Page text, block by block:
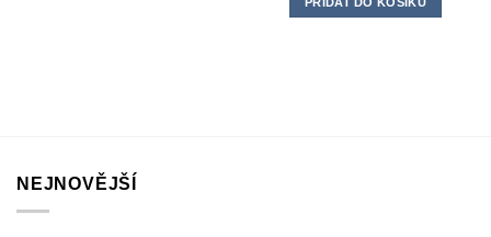
vybrat
na
NEJNOVĚJŠÍ